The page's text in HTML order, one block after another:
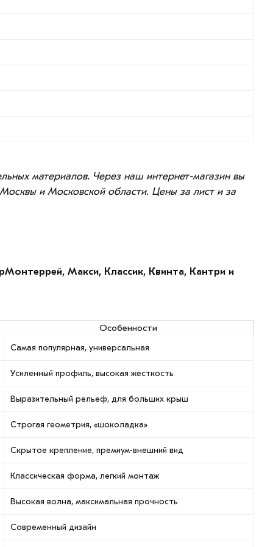
материалов. Через наш интернет-магазин вы
и Московской области. Цены за лист и за
Макси, Классик, Квинта, Кантри и
Особенности
Самая популярная, универсальная
Усиленный профиль, высокая жесткость
Выразительный рельеф, для больших крыш
Строгая геометрия, «шоколадка»
Скрытое крепление, премиум-внешний вид
Классическая форма, легкий монтаж
Высокая волна, максимальная прочность
Современный дизайн